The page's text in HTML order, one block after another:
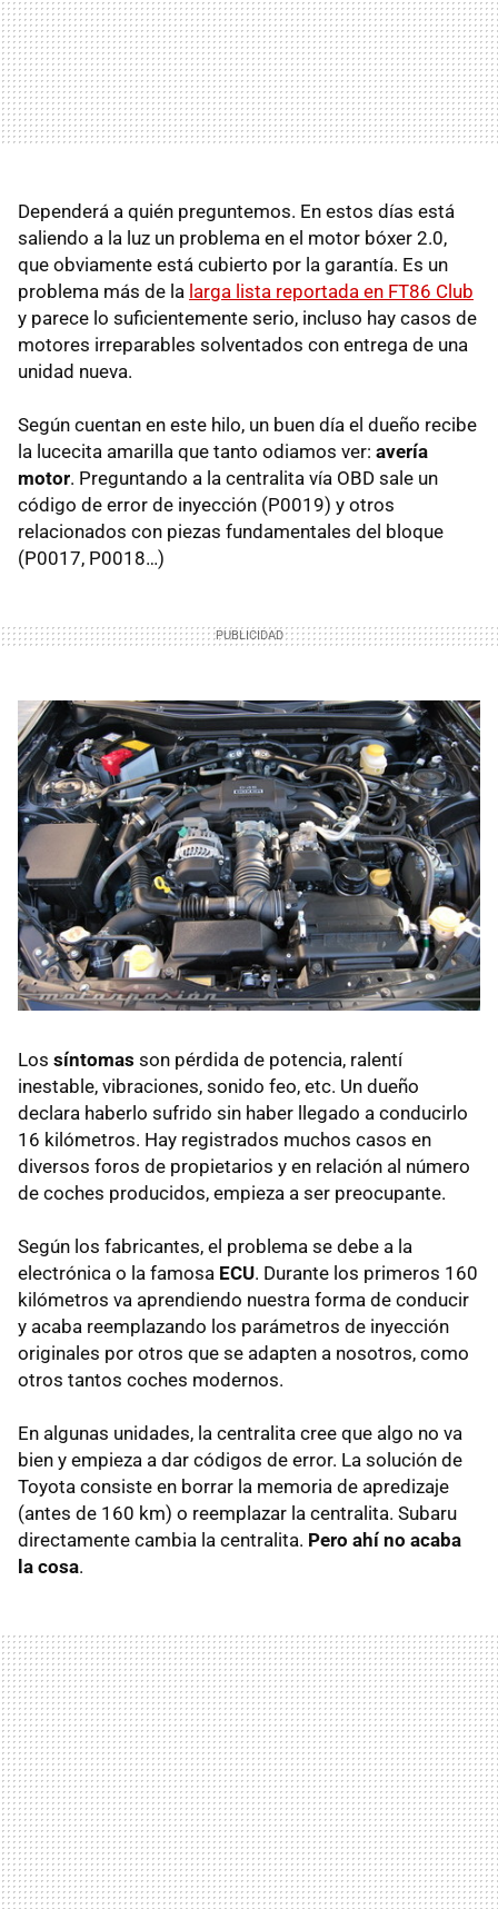
Dependerá a quién preguntemos. En estos días está
saliendo a la luz un problema en el motor bóxer 2.0,
que obviamente está cubierto por la garantía. Es un
problema más de la larga lista reportada en FT86 Club
y parece lo suficientemente serio, incluso hay casos de
motores irreparables solventados con entrega de una
unidad nueva.
Según cuentan en este hilo, un buen día el dueño recibe
la lucecita amarilla que tanto odiamos ver: avería
motor. Preguntando a la centralita vía OBD sale un
código de error de inyección (P0019) y otros
relacionados con piezas fundamentales del bloque
(P0017, P0018…)
Los síntomas son pérdida de potencia, ralentí
inestable, vibraciones, sonido feo, etc. Un dueño
declara haberlo sufrido sin haber llegado a conducirlo
16 kilómetros. Hay registrados muchos casos en
diversos foros de propietarios y en relación al número
de coches producidos, empieza a ser preocupante.
Según los fabricantes, el problema se debe a la
electrónica o la famosa ECU. Durante los primeros 160
kilómetros va aprendiendo nuestra forma de conducir
y acaba reemplazando los parámetros de inyección
originales por otros que se adapten a nosotros, como
otros tantos coches modernos.
En algunas unidades, la centralita cree que algo no va
bien y empieza a dar códigos de error. La solución de
Toyota consiste en borrar la memoria de apredizaje
(antes de 160 km) o reemplazar la centralita. Subaru
directamente cambia la centralita. Pero ahí no acaba
la cosa.